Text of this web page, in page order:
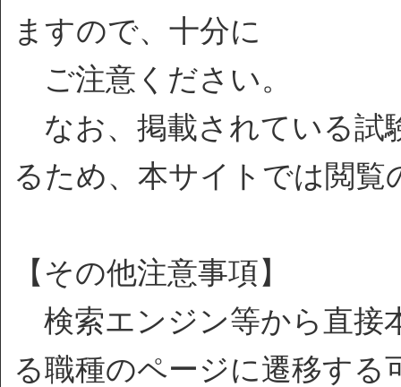
ますので、十分に
ご注意ください。
なお、掲載されている試
るため、本サイトでは閲
【その他注意事項】
検索エンジン等から直接
る職種のページに遷移す